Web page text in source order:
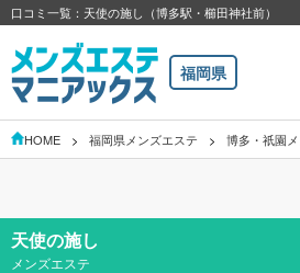
口コミ一覧：天使の施し（博多駅・櫛田神社前）
福岡県
HOME 福岡県メンズエステ 博多・祇園
天使の施し
メンズエステ